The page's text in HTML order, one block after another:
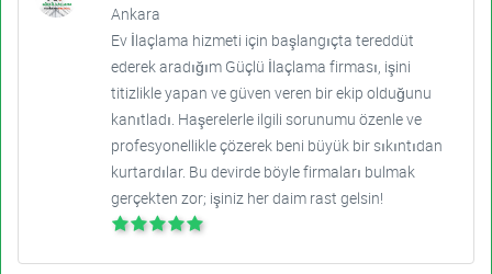
Ankara
Ev İlaçlama hizmeti için başlangıçta tereddüt
ederek aradığım Güçlü İlaçlama firması, işini
titizlikle yapan ve güven veren bir ekip olduğunu
kanıtladı. Haşerelerle ilgili sorunumu özenle ve
profesyonellikle çözerek beni büyük bir sıkıntıdan
kurtardılar. Bu devirde böyle firmaları bulmak
gerçekten zor; işiniz her daim rast gelsin!